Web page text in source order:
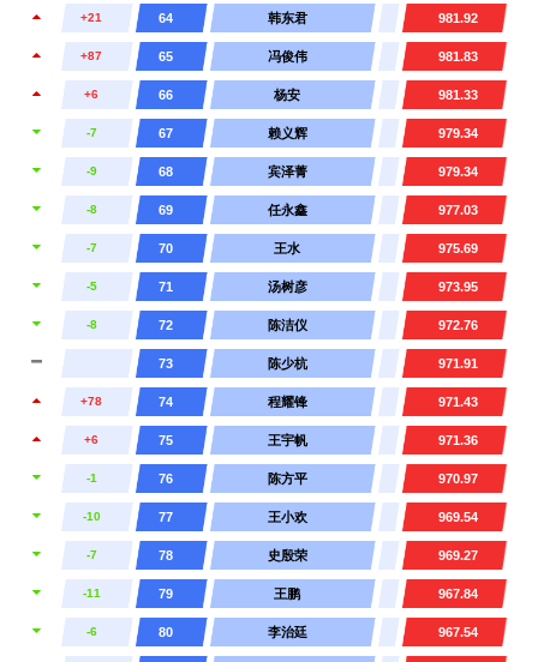
+21 64 韩东君 981.92
+87 65 冯俊伟 981.83
+6 66 杨安 981.33
-7 67 赖义辉 979.34
-9 68 宾泽菁 979.34
-8 69 任永鑫 977.03
-7 70 王水 975.69
-5 71 汤树彦 973.95
-8 72 陈洁仪 972.76
73 陈少杭 971.91
+78 74 程耀锋 971.43
+6 75 王宇帆 971.36
-1 76 陈方平 970.97
-10 77 王小欢 969.54
-7 78 史殷荣 969.27
-11 79 王鹏 967.84
-6 80 李治廷 967.54